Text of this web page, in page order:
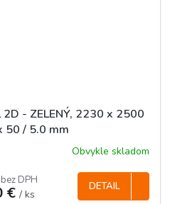
2D - ZELENÝ, 2230 x 2500
50 / 5.0 mm
Obvykle skladom
DPH
€ / ks
DETAIL